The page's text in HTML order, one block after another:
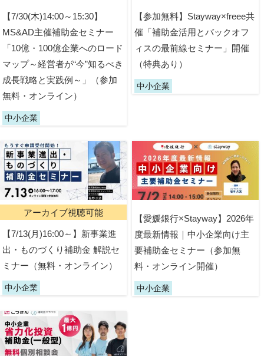
【7/30(木)14:00～15:30】
MS&AD主催補助金セミナー
「10億・100億企業へのロード
マップ～経営者が“今”知るべき
成長戦略と実践例～」（参加
無料・オンライン）
中小企業
【参加無料】Stayway×freee共
催「補助金活用とバックオフ
ィスの最前線セミナー」開催
（特典あり）
中小企業
アーカイブ視聴可能
【7/13(月)16:00～】新事業進
出・ものづくり補助金 解説セ
ミナー（無料・オンライン）
中小企業
【愛媛銀行×Stayway】2026年
度最新情報｜中小企業向け主
要補助金セミナー（参加無
料・オンライン開催）
中小企業